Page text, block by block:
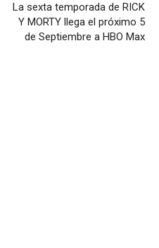
La sexta temporada de RICK
Y MORTY llega el próximo 5
de Septiembre a HBO Max